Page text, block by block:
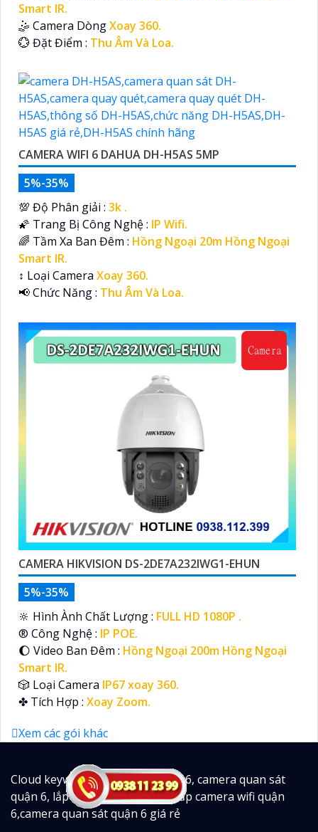
Smart IR.
🤹 Camera DòngXoay 360.
️💮 Đặt Điểm : Thu Âm Và Loa.
CAMERA WIFI 6 DAHUA DH-H5AS 5MP
5%-35%
💯 Độ Phân giải : 3k .
🌠 Trang Bị Công Nghệ : IP Wifi.
🌈 Tầm Xa Ban Đêm : Hồng Ngoại 20m Hồng Ngoại
Smart IR.
↕️ Loại Camera Xoay 360.
️📢 Chức Năng : Thu Âm Và Loa.
CAMERA HIKVISION DS-2DE7A232IWG1-EHUN
5%-35%
🔆 Hình Ành Chất Lượng : FULL HD 1080P .
®️ Công Nghệ : IP POE.
🌔 Video Ban Đêm : Hồng Ngoại 200m Hồng Ngoại
Smart IR.
🎲 Loại Camera IP67 xoay 360.
️✤ Tích Hợp : Xoay Zoom.
Xem các gói khác
Cloud keyword: lắp camera quận 6, camera quan sát
quận 6, lắp đặt camera quận 6, lắp camera wifi quận
6,camera quan sát quận 6 giá rẻ